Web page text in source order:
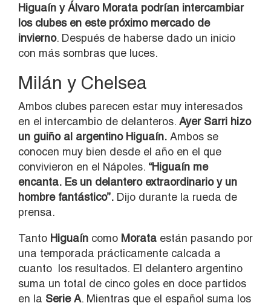
Higuaín y Álvaro Morata podrían intercambiar
los clubes en este próximo mercado de
invierno. Después de haberse dado un inicio
con más sombras que luces.
Milán y Chelsea
Ambos clubes parecen estar muy interesados
en el intercambio de delanteros. Ayer Sarri hizo
un guiño al argentino Higuaín. Ambos se
conocen muy bien desde el año en el que
convivieron en el Nápoles. “Higuaín me
encanta. Es un delantero extraordinario y un
hombre fantástico”. Dijo durante la rueda de
prensa.
Tanto Higuaín como Morata están pasando por
una temporada prácticamente calcada a
cuanto los resultados. El delantero argentino
suma un total de cinco goles en doce partidos
en la Serie A. Mientras que el español suma los